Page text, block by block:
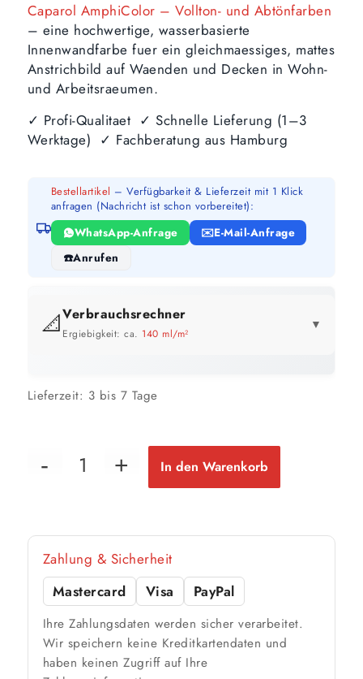
Caparol AmphiColor – Vollton- und Abtönfarben
– eine hochwertige, wasserbasierte
Innenwandfarbe fuer ein gleichmaessiges, mattes
Anstrichbild auf Waenden und Decken in Wohn-
und Arbeitsraeumen.
✓ Profi-Qualitaet ✓ Schnelle Lieferung (1–3
Werktage) ✓ Fachberatung aus Hamburg
Bestellartikel – Verfügbarkeit & Lieferzeit mit 1 Klick
anfragen (Nachricht ist schon vorbereitet):
WhatsApp-Anfrage
E-Mail-Anfrage
Anrufen
📐Verbrauchsrechner
Ergiebigkeit: ca. 140 ml/m²
▼
bis ca.9 m²
2 Anstriche
1 Anstrich
bis ca.18 m²
2 Anstriche
1 Anstrich
bis ca.
2 Anstriche
bis ca.89 m²
bis ca.45 m²
2 Anstriche
📏 Ihre Fläche
Lieferzeit: 3 bis 7 Tage
In den Warenkorb
Zahlung & Sicherheit
Mastercard
Visa PayPal
Ihre Zahlungsdaten werden sicher verarbeitet.
Wir speichern keine Kreditkartendaten und
haben keinen Zugriff auf Ihre